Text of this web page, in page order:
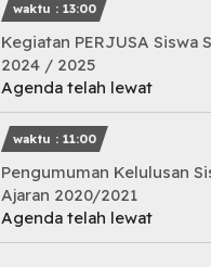
waktu : 13:00
Kegiatan PERJUSA Siswa
2024 / 2025
Agenda telah lewat
waktu : 11:00
Pengumuman Kelulusan
Ajaran 2020/2021
Agenda telah lewat